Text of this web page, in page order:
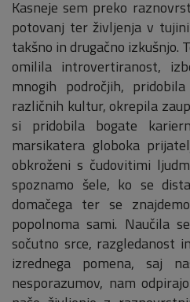
Kasneje sem preko
potovanj ter življenja v
takšno in drugačno izkušnjo.
omilila introvertiranost,
mnogih področjih,
različnih kultur, okrepila
si pridobila bogate
marsikatera globoka
obkroženi s čudovitimi
spoznamo šele, ko se
domačega ter se
popolnoma sami. Naučila
sočutno srce, razgledanost
izrednega pomena, saj
nesporazumov, nam